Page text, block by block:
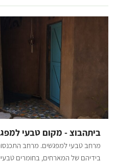
ביתהבוצ - מקום טבעי
מרחב טבעי למפגשים. מרחב התכנסות
בידיהם של המארחים, בחומרים